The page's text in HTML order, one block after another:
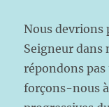
Nous devrions
Seigneur dans
répondons
forçons-nous